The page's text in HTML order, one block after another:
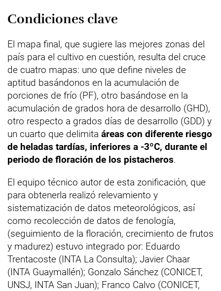
Condiciones clave
El mapa final, que sugiere las mejores zonas del
país para el cultivo en cuestión, resulta del cruce
de cuatro mapas: uno que define niveles de
aptitud basándonos en la acumulación de
porciones de frío (PF), otro basándose en la
acumulación de grados hora de desarrollo (GHD),
otro respecto a grados días de desarrollo (GDD) y
un cuarto que delimita áreas con diferente riesgo
de heladas tardías, inferiores a -3ºC, durante el
periodo de floración de los pistacheros.
El equipo técnico autor de esta zonificación, que
para obtenerla realizó relevamiento y
sistematización de datos meteorológicos, así
como recolección de datos de fenología,
(seguimiento de la floración, crecimiento de frutos
y madurez) estuvo integrado por: Eduardo
Trentacoste (INTA La Consulta); Javier Chaar
(INTA Guaymallén); Gonzalo Sánchez (CONICET,
UNSJ, INTA San Juan); Franco Calvo (CONICET,